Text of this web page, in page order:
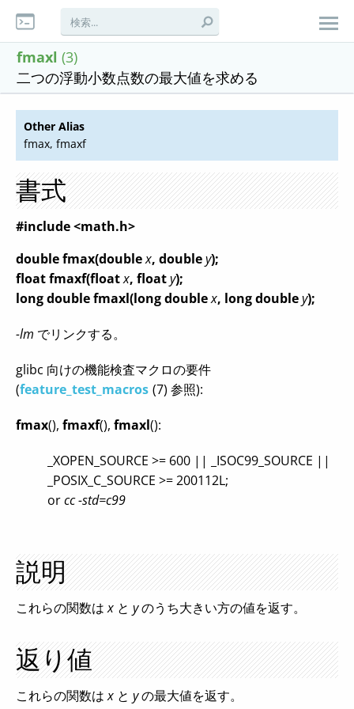
fmaxl (3)
二つの浮動小数点数の最大値を求める
Other Alias
fmax, fmaxf
書式
#include <math.h>
double fmax(doublex, doubley);
float fmaxf(floatx, floaty);
long double fmaxl(long doublex, long doubley);
-lm でリンクする。
glibc 向けの機能検査マクロの要件
(feature_test_macros (7) 参照):
fmax(), fmaxf(), fmaxl():
_XOPEN_SOURCE >= 600 || _ISOC99_SOURCE ||
_POSIX_C_SOURCE >= 200112L;
orcc -std=c99
説明
これらの関数はx と yのうち大きい方の値を返す。
返り値
これらの関数はx と yの最大値を返す。